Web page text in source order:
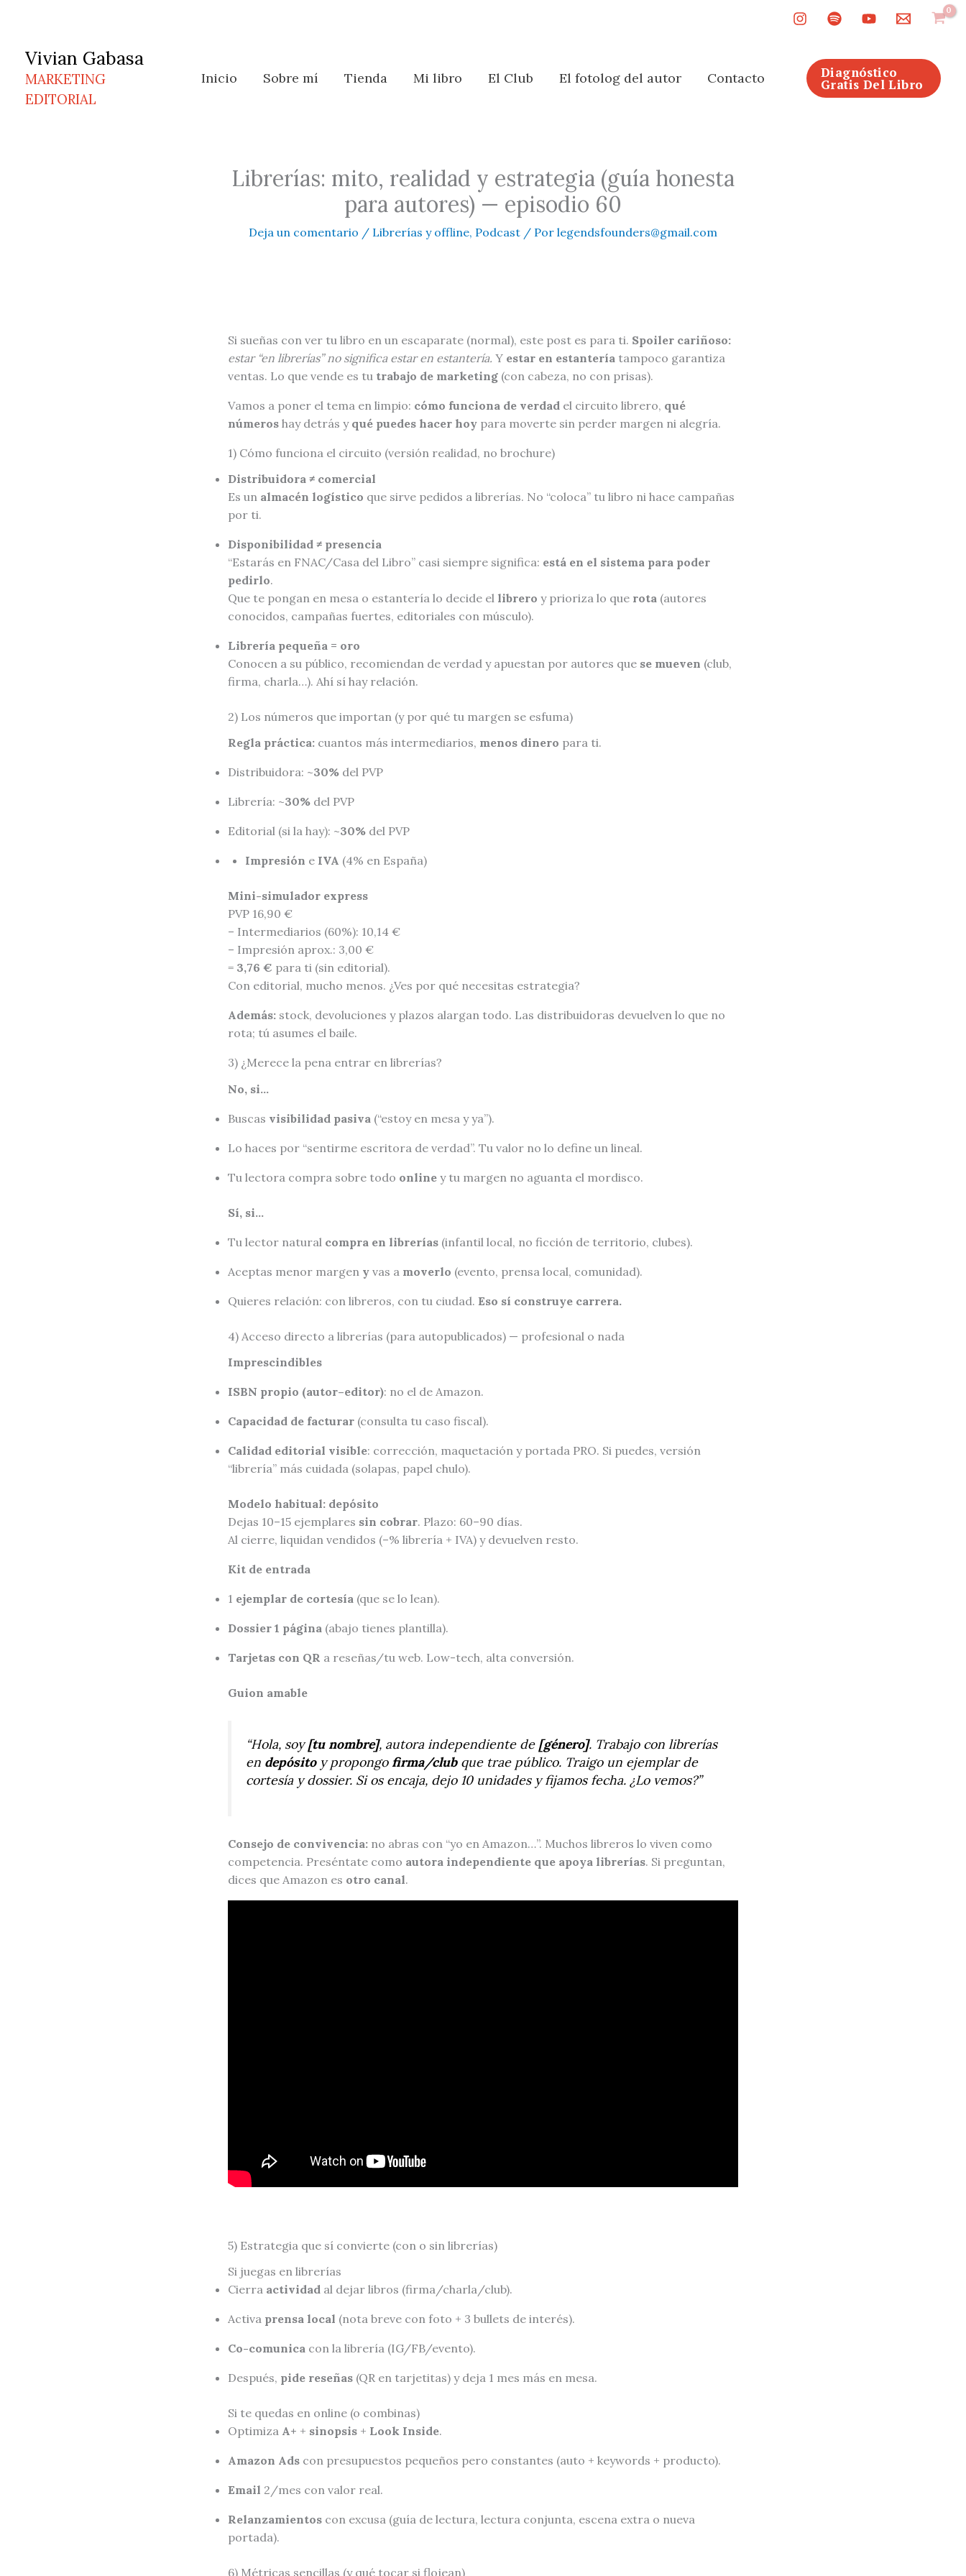
Vivian Gabasa
MARKETING
EDITORIAL
Inicio Sobre mí Tienda Mi libro El Club El fotolog del autor Contacto Diagnóstico
Gratis Del Libro
Librerías: mito, realidad y estrategia (guía honesta
para autores) — episodio 60
Deja un comentario / Librerías y offline, Podcast / Por legendsfounders@gmail.com
Si sueñas con ver tu libro en un escaparate (normal), este post es para ti. Spoiler cariñoso:
estar “en librerías” no significa estar en estantería. Y estar en estantería tampoco garantiza
ventas. Lo que vende es tu trabajo de marketing (con cabeza, no con prisas).
Vamos a poner el tema en limpio: cómo funciona de verdad el circuito librero, qué
números hay detrás y qué puedes hacer hoy para moverte sin perder margen ni alegría.
1) Cómo funciona el circuito (versión realidad, no brochure)
Distribuidora ≠ comercial
Es un almacén logístico que sirve pedidos a librerías. No “coloca” tu libro ni hace campañas
por ti.
Disponibilidad ≠ presencia
“Estarás en FNAC/Casa del Libro” casi siempre significa: está en el sistema para poder
pedirlo.
Que te pongan en mesa o estantería lo decide el librero y prioriza lo que rota (autores
conocidos, campañas fuertes, editoriales con músculo).
Librería pequeña = oro
Conocen a su público, recomiendan de verdad y apuestan por autores que se mueven (club,
firma, charla…). Ahí sí hay relación.
2) Los números que importan (y por qué tu margen se esfuma)
Regla práctica: cuantos más intermediarios, menos dinero para ti.
Distribuidora: ~30% del PVP
Librería: ~30% del PVP
Editorial (si la hay): ~30% del PVP
Impresión e IVA (4% en España)
Mini-simulador express
PVP 16,90 €
– Intermediarios (60%): 10,14 €
– Impresión aprox.: 3,00 €
= 3,76 € para ti (sin editorial).
Con editorial, mucho menos. ¿Ves por qué necesitas estrategia?
Además: stock, devoluciones y plazos alargan todo. Las distribuidoras devuelven lo que no
rota; tú asumes el baile.
3) ¿Merece la pena entrar en librerías?
No, si…
Buscas visibilidad pasiva (“estoy en mesa y ya”).
Lo haces por “sentirme escritora de verdad”. Tu valor no lo define un lineal.
Tu lectora compra sobre todo online y tu margen no aguanta el mordisco.
Sí, si…
Tu lector natural compra en librerías (infantil local, no ficción de territorio, clubes).
Aceptas menor margen y vas a moverlo (evento, prensa local, comunidad).
Quieres relación: con libreros, con tu ciudad. Eso sí construye carrera.
4) Acceso directo a librerías (para autopublicados) — profesional o nada
Imprescindibles
ISBN propio (autor–editor): no el de Amazon.
Capacidad de facturar (consulta tu caso fiscal).
Calidad editorial visible: corrección, maquetación y portada PRO. Si puedes, versión
“librería” más cuidada (solapas, papel chulo).
Modelo habitual: depósito
Dejas 10–15 ejemplares sin cobrar. Plazo: 60–90 días.
Al cierre, liquidan vendidos (–% librería + IVA) y devuelven resto.
Kit de entrada
1 ejemplar de cortesía (que se lo lean).
Dossier 1 página (abajo tienes plantilla).
Tarjetas con QR a reseñas/tu web. Low-tech, alta conversión.
Guion amable
“Hola, soy[tu nombre], autora independiente de [género]. Trabajo con librerías
en depósitoy propongofirma/clubque trae público. Traigo un ejemplar de
cortesía y dossier. Si os encaja, dejo 10 unidades y fijamos fecha. ¿Lo vemos?”
Consejo de convivencia: no abras con “yo en Amazon…”. Muchos libreros lo viven como
competencia. Preséntate como autora independiente que apoya librerías. Si preguntan,
dices que Amazon es otro canal.
5) Estrategia que sí convierte (con o sin librerías)
Si juegas en librerías
Cierra actividad al dejar libros (firma/charla/club).
Activa prensa local (nota breve con foto + 3 bullets de interés).
Co-comunica con la librería (IG/FB/evento).
Después, pide reseñas (QR en tarjetitas) y deja 1 mes más en mesa.
Si te quedas en online (o combinas)
Optimiza A+ + sinopsis + Look Inside.
Amazon Ads con presupuestos pequeños pero constantes (auto + keywords + producto).
Email 2/mes con valor real.
Relanzamientos con excusa (guía de lectura, lectura conjunta, escena extra o nueva
portada).
6) Métricas sencillas (y qué tocar si flojean)